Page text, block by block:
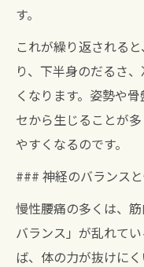
す。
これが繰り返される
り、下半身のだるさ
くなります。姿勢や
セから生じることが
やすくなるのです。
### 神経のバランス
慢性腰痛の多くは、
バランス」が乱れて
ば、体の力が抜けに